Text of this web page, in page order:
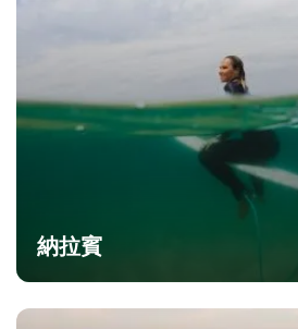
納拉賓